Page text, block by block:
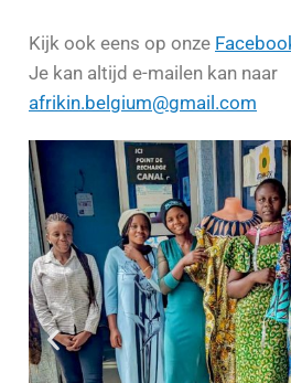
Kijk ook eens op onze
Je kan altijd e-mailen kan naar
afrikin.belgium@gmail.com